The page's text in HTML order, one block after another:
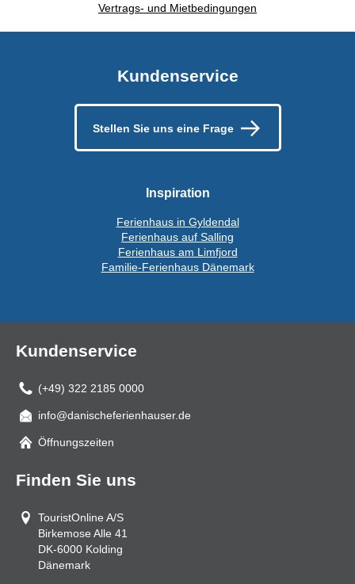
Vertrags- und Mietbedingungen
Kundenservice
Stellen Sie uns eine Frage
Inspiration
Ferienhaus in Gyldendal
Ferienhaus auf Salling
Ferienhaus am Limfjord
Familie-Ferienhaus Dänemark
Kundenservice
(+49) 322 2185 0000
Mail
info@danischeferienhauser.de
Öffnungszeiten
Finden Sie uns
TouristOnline A/S
Birkemose Alle 41
DK-6000 Kolding
Dänemark